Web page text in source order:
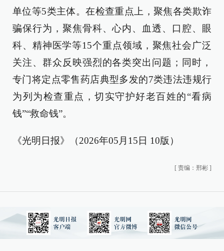
单位等5类主体。在检查重点上，聚焦各类欺诈
骗保行为，聚焦骨科、心内、血透、口腔、眼
科、精神医学等15个重点领域，聚焦社会广泛
关注、群众反映强烈的各类突出问题；同时，
专门将定点零售药店典型多发的7类违法违规行
为列为检查重点，切实守护好老百姓的“看病
钱”“救命钱”。
《光明日报》（2026年05月15日 10版）
[ 责编：邢彬 ]